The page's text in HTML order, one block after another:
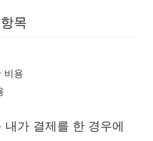
목
비용
내가 결제를 한 경우에